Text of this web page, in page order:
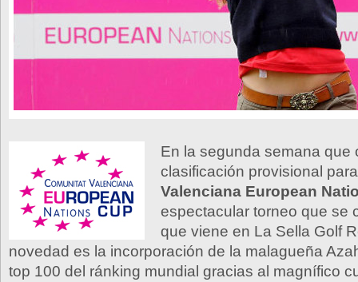
En la segunda semana que
clasificación provisional
Valenciana European
espectacular torneo que se
que viene en La Sella Golf
novedad es la incorporación de la malagueña
top 100 del ránking mundial gracias al magnífico